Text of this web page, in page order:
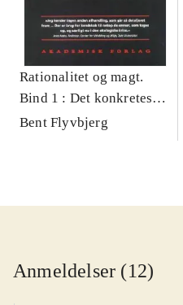
Rationalitet og magt.
Bind 1 : Det konkretes
videnskab
Bent Flyvbjerg
Anmeldelser (12)